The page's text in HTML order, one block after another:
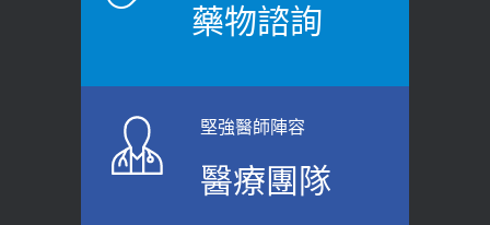
藥物諮詢
堅強醫師陣容
醫療團隊